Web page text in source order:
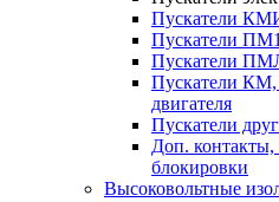
Пускатели
Пускатели
Пускатели
Пускатели
двигателя
Пускатели
Доп.
блокировки
Высоковольтные